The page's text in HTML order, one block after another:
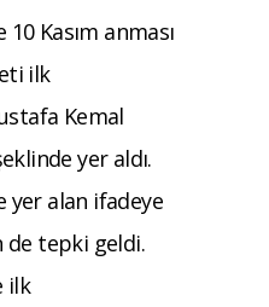
Kasım anması
ilk
Kemal
yer aldı.
yer alan ifadeye
de tepki geldi.
ilk